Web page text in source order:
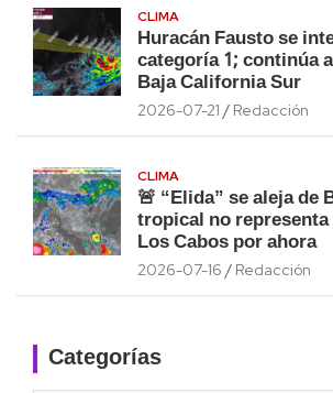
CLIMA
Huracán Fausto se
categoría 1; continúa
Baja California Sur
2026-07-21 Redacción
CLIMA
🚨 “Elida” se aleja de
tropical no
Los Cabos por ahora
2026-07-16 Redacción
Categorías